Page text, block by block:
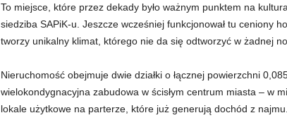
To miejsce, które przez dekady było ważnym punktem na
siedziba SAPiK-u. Jeszcze wcześniej funkcjonował tu ceniony
tworzy unikalny klimat, którego nie da się odtworzyć w żadnej
Nieruchomość obejmuje dwie działki o łącznej powierzchni
wielokondygnacyjna zabudowa w ścisłym centrum miasta – w
lokale użytkowe na parterze, które już generują dochód z najmu.